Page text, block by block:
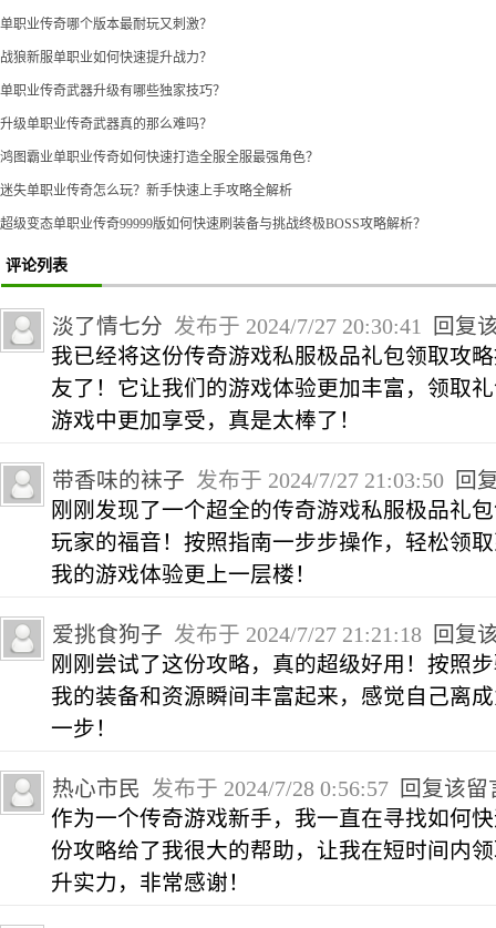
单职业传奇哪个版本最耐玩又刺激？
战狼新服单职业如何快速提升战力？
单职业传奇武器升级有哪些独家技巧？
升级单职业传奇武器真的那么难吗？
鸿图霸业单职业传奇如何快速打造全服全服最强角色？
迷失单职业传奇怎么玩？新手快速上手攻略全解析
超级变态单职业传奇99999版如何快速刷装备与挑战终极BOSS攻略解析？
评论列表
淡了情七分 发布于 2024/7/27 20:30:41
回复
我已经将这份传奇游戏私服极品礼包领取攻
友了！它让我们的游戏体验更加丰富，领取
游戏中更加享受，真是太棒了！
带香味的袜子 发布于 2024/7/27 21:03:50 回
刚刚发现了一个超全的传奇游戏私服极品礼
玩家的福音！按照指南一步步操作，轻松领
我的游戏体验更上一层楼！
爱挑食狗子 发布于 2024/7/27 21:21:18 回复
刚刚尝试了这份攻略，真的超级好用！按照
我的装备和资源瞬间丰富起来，感觉自己离
一步！
热心市民 发布于 2024/7/28 0:56:57 回复该留
作为一个传奇游戏新手，我一直在寻找如何
份攻略给了我很大的帮助，让我在短时间内
升实力，非常感谢！